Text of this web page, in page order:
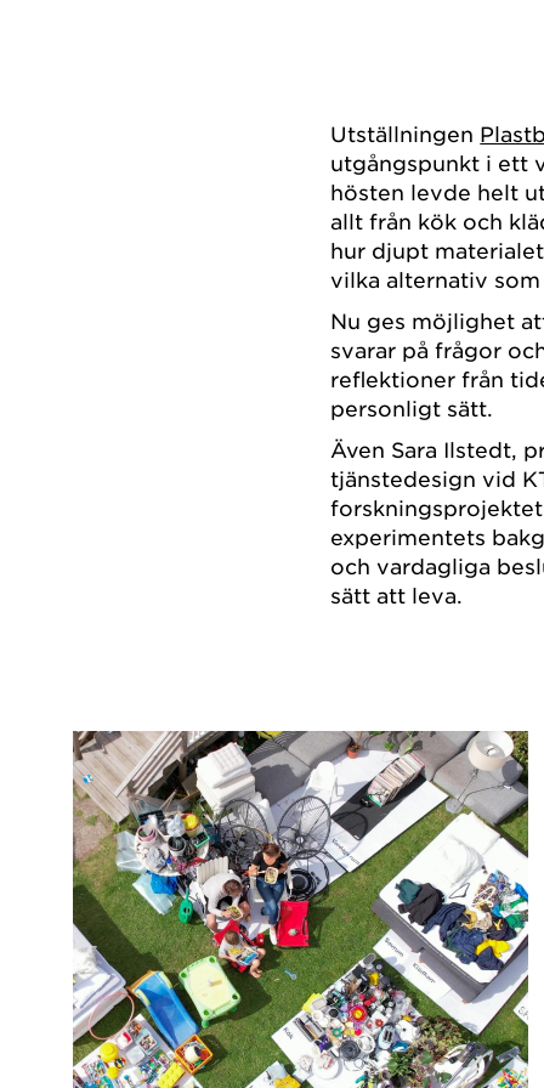
Utställningen
utgångspunkt i ett
hösten levde helt
allt från kök och
hur djupt
vilka alternativ
Nu ges möjlighet
svarar på frågor
reflektioner från
personligt sätt.
Även Sara Ilstedt,
tjänstedesign vid
experimentets
och vardagliga
sätt att leva.